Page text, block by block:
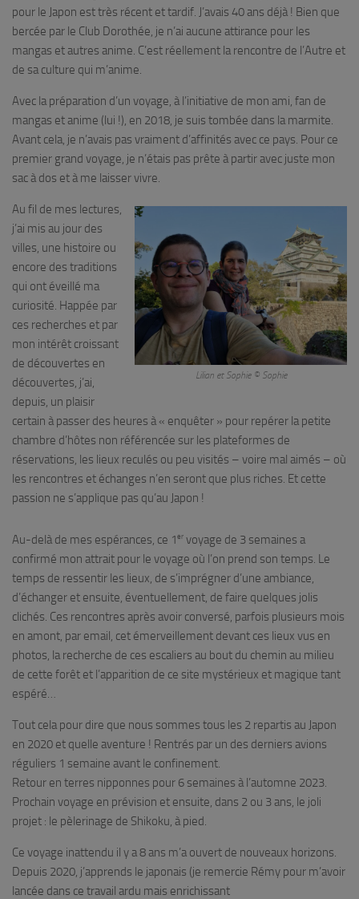
pour le Japon est très récent et tardif. J’avais 40 ans déjà ! Bien que
bercée par le Club Dorothée, je n’ai aucune attirance pour les
mangas et autres anime. C’est réellement la rencontre de l’Autre et
de sa culture qui m’anime.
Avec la préparation d’un voyage, à l’initiative de mon ami, fan de
mangas et anime (lui !), en 2018, je suis tombée dans la marmite.
Avant cela, je n’avais pas vraiment d’affinités avec ce pays. Pour ce
premier grand voyage, je n’étais pas prête à partir avec juste mon
sac à dos et à me laisser vivre.
Lilian et Sophie © Sophie
Au fil de mes lectures,
j’ai mis au jour des
villes, une histoire ou
encore des traditions
qui ont éveillé ma
curiosité. Happée par
ces recherches et par
mon intérêt croissant
de découvertes en
découvertes, j’ai,
depuis, un plaisir
certain à passer des heures à « enquêter » pour repérer la petite
chambre d’hôtes non référencée sur les plateformes de
réservations, les lieux reculés ou peu visités – voire mal aimés – où
les rencontres et échanges n’en seront que plus riches. Et cette
passion ne s’applique pas qu’au Japon !
Au-delà de mes espérances, ce 1er voyage de 3 semaines a
confirmé mon attrait pour le voyage où l’on prend son temps. Le
temps de ressentir les lieux, de s’imprégner d’une ambiance,
d’échanger et ensuite, éventuellement, de faire quelques jolis
clichés. Ces rencontres après avoir conversé, parfois plusieurs mois
en amont, par email, cet émerveillement devant ces lieux vus en
photos, la recherche de ces escaliers au bout du chemin au milieu
de cette forêt et l’apparition de ce site mystérieux et magique tant
espéré…
Tout cela pour dire que nous sommes tous les 2 repartis au Japon
en 2020 et quelle aventure ! Rentrés par un des derniers avions
réguliers 1 semaine avant le confinement.
Retour en terres nipponnes pour 6 semaines à l’automne 2023.
Prochain voyage en prévision et ensuite, dans 2 ou 3 ans, le joli
projet : le pèlerinage de Shikoku, à pied.
Ce voyage inattendu il y a 8 ans m’a ouvert de nouveaux horizons.
Depuis 2020, j’apprends le japonais (je remercie Rémy pour m’avoir
lancée dans ce travail ardu mais enrichissant